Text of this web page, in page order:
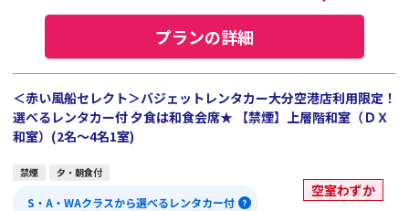
プランの詳細
＜赤い風船セレクト＞バジェットレンタカー大分空港店利用限定！
選べるレンタカー付 夕食は和食会席★ 【禁煙】上層階和室（ＤＸ
和室）(2名～4名1室)
禁煙 夕・朝食付
S・A・WAクラスから選べるレンタカー付
空室わずか